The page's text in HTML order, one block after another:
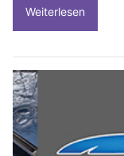
Weiterlesen